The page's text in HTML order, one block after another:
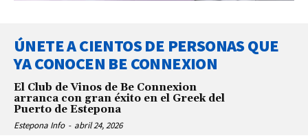
ÚNETE A CIENTOS DE PERSONAS QUE
YA CONOCEN BE CONNEXION
El Club de Vinos de Be Connexion
arranca con gran éxito en el Greek del
Puerto de Estepona
Estepona Info - abril 24, 2026